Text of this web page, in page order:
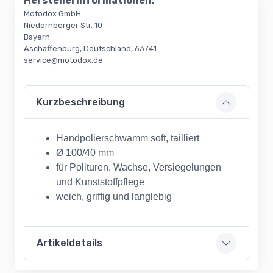
Motodox GmbH
Niedernberger Str. 10
Bayern
Aschaffenburg, Deutschland, 63741
service@motodox.de
Kurzbeschreibung
Handpolierschwamm soft, tailliert
Ø 100/40 mm
für Polituren, Wachse, Versiegelungen
und Kunststoffpflege
weich, griffig und langlebig
Artikeldetails